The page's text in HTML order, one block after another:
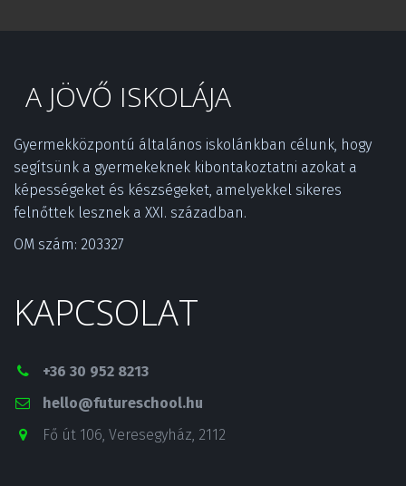
A JÖVŐ ISKOLÁJA
Gyermekközpontú általános iskolánkban célunk, hogy
segítsünk a gyermekeknek kibontakoztatni azokat a
képességeket és készségeket, amelyekkel sikeres
felnőttek lesznek a XXI. században.­
OM szám: 203327
KAPCSOLAT
+36 30 952 8213
hello@futureschool.hu
Fő út 106, Veresegyház, 2112